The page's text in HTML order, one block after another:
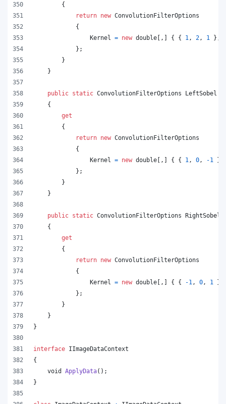
{
return new ConvolutionFilterOptions
{
Kernel
= new double [ , ] { { 1 , 2 , 1 }
} ;
}
}
public static ConvolutionFilterOptions
LeftSobel
{
get
{
return new ConvolutionFilterOptions
{
Kernel
= new double [ , ] { { 1 , 0 , -1 }
} ;
}
}
public static ConvolutionFilterOptions RightSobel
{
get
{
return new ConvolutionFilterOptions
{
Kernel
= new double [ , ] { { -1 , 0 , 1 }
} ;
}
}
}
interface IImageDataContext
{
void
ApplyData( ) ;
}